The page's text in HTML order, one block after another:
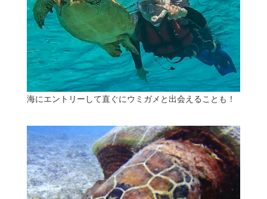
お車でお着替えをお願いいたします。
海にエントリーして直ぐにウミガメと出会えることも！